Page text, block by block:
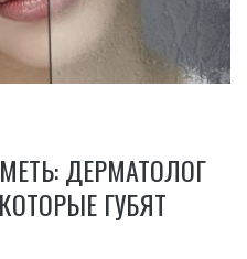
ДЕРМАТОЛОГ
ГУБЯТ